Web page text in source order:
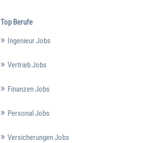
Top Berufe
Ingenieur Jobs
Vertrieb Jobs
Finanzen Jobs
Personal Jobs
Versicherungen Jobs